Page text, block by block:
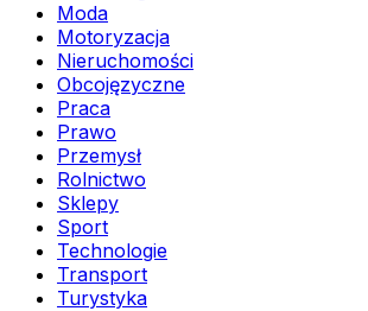
Moda
Motoryzacja
Nieruchomości
Obcojęzyczne
Praca
Prawo
Przemysł
Rolnictwo
Sklepy
Sport
Technologie
Transport
Turystyka